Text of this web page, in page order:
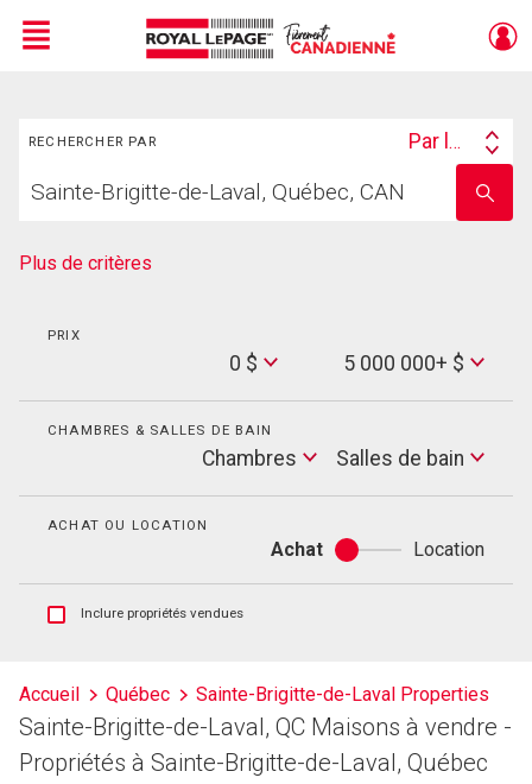
Menu
RECHERCHER PAR
Search
Par lieu
votre
nom
Plus de critères
PRIX
0 $
Max
Price
5 000 000+ $
CHAMBRES & SALLES DE BAIN
Chambres
Salles
de
Salles de bain
ACHAT OU LOCATION
Achat
Achat
ou
Location
Afficher
et
les
historiques
d'inscriptions
Inclure propriétés vendues
Accueil Québec Sainte-Brigitte-de-Laval Properties
Sainte-Brigitte-de-Laval, QC Maisons à vendre -
Propriétés à Sainte-Brigitte-de-Laval, Québec